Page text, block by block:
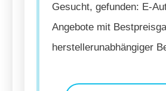
Gesucht, gefunden: E-
Angebote mit
herstellerunabhängiger